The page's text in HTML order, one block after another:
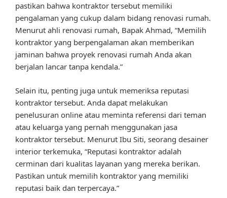
pastikan bahwa kontraktor tersebut memiliki
pengalaman yang cukup dalam bidang renovasi rumah.
Menurut ahli renovasi rumah, Bapak Ahmad, “Memilih
kontraktor yang berpengalaman akan memberikan
jaminan bahwa proyek renovasi rumah Anda akan
berjalan lancar tanpa kendala.”
Selain itu, penting juga untuk memeriksa reputasi
kontraktor tersebut. Anda dapat melakukan
penelusuran online atau meminta referensi dari teman
atau keluarga yang pernah menggunakan jasa
kontraktor tersebut. Menurut Ibu Siti, seorang desainer
interior terkemuka, “Reputasi kontraktor adalah
cerminan dari kualitas layanan yang mereka berikan.
Pastikan untuk memilih kontraktor yang memiliki
reputasi baik dan terpercaya.”